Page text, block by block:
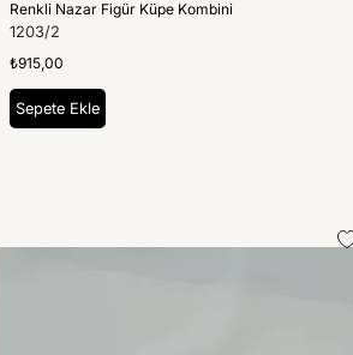
Renkli Nazar Figür Küpe Kombini
1203/2
₺915,00
Sepete Ekle